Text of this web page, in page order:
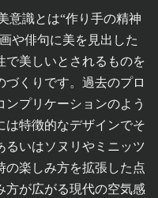
意識とは“作り手の精神
や俳句に美を見出した
で美しいとされるものを
くりです。過去のプロ
プリケーションのよう
は特徴的なデザインでそ
るいはソヌリやミニッツ
の楽しみ方を拡張した点
方が広がる現代の空気感